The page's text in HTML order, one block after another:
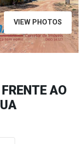
VIEW PHOTOS
AO